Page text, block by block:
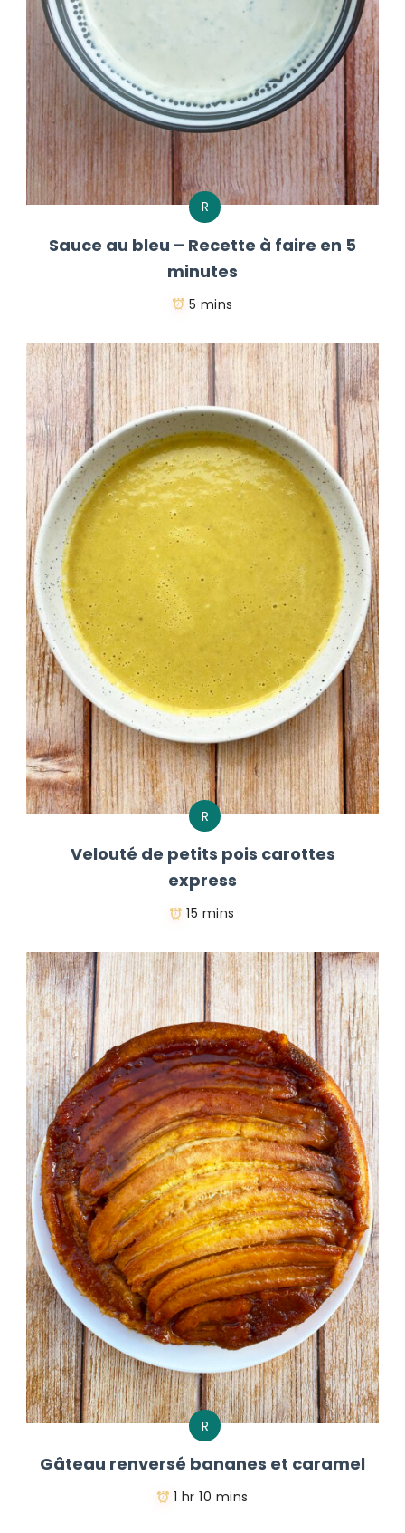
R
Sauce au bleu – Recette à faire en 5
minutes
5 mins
R
Velouté de petits pois carottes
express
15 mins
R
Gâteau renversé bananes et caramel
1 hr 10 mins